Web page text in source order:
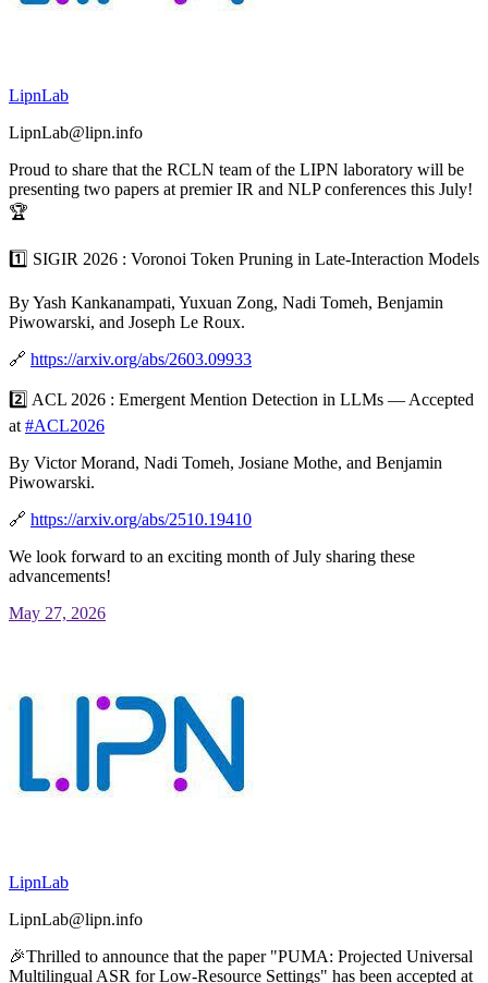
LipnLab
LipnLab@lipn.info
Proud to share that the RCLN team of the LIPN laboratory will be
presenting two papers at premier IR and NLP conferences this July!
🏆
1️⃣ SIGIR 2026 : Voronoi Token Pruning in Late-Interaction Models
By Yash Kankanampati, Yuxuan Zong, Nadi Tomeh, Benjamin
Piwowarski, and Joseph Le Roux.
🔗 https://arxiv.org/abs/2603.09933
2️⃣ ACL 2026 : Emergent Mention Detection in LLMs — Accepted
at #ACL2026
By Victor Morand, Nadi Tomeh, Josiane Mothe, and Benjamin
Piwowarski.
🔗 https://arxiv.org/abs/2510.19410
We look forward to an exciting month of July sharing these
advancements!
May 27, 2026
LipnLab
LipnLab@lipn.info
🎉Thrilled to announce that the paper "PUMA: Projected Universal
Multilingual ASR for Low-Resource Settings" has been accepted at